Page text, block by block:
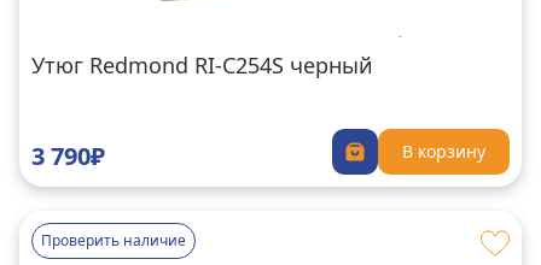
Утюг Redmond RI-C254S черный
3 790₽ В корзину
Проверить наличие